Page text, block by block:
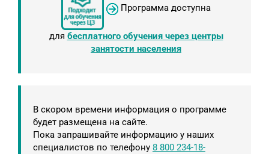
Программа доступна
для бесплатного обучения через центры
занятости населения
В скором времени информация о программе
будет размещена на сайте.
Пока запрашивайте информацию у наших
специалистов по телефону 8 800 234-18-